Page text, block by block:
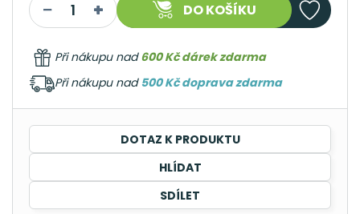
DO KOŠÍKU
Při nákupu nad600 Kč dárek zdarma
Při nákupu nad 500 Kč doprava zdarma
DOTAZ K PRODUKTU
HLÍDAT
SDÍLET